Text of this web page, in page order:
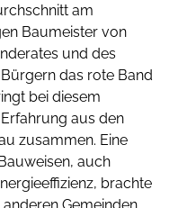
am
Baumeister von
und des
das rote Band
bei diesem
aus den
zusammen. Eine
auch
brachte